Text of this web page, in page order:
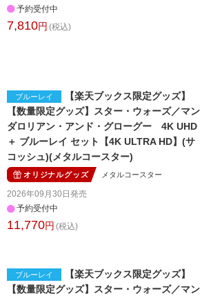
予約受付中
7,810円 (税込)
ブルーレイ
【楽天ブックス限定グッズ】
【数量限定グッズ】スター・ウォーズ／マン
ダロリアン・アンド・グローグー 4K UHD
＋ ブルーレイ セット【4K ULTRA HD】(サ
コッシュ)(メタルコースター)
オリジナルグッズ メタルコースター
2026年09月30日発売
予約受付中
11,770円 (税込)
ブルーレイ
【楽天ブックス限定グッズ】
【数量限定グッズ】スター・ウォーズ／マン